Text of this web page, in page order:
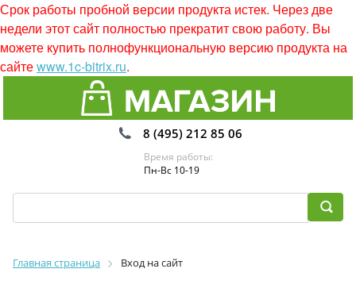
Срок работы пробной версии продукта истек. Через две
недели этот сайт полностью прекратит свою работу. Вы
можете купить полнофункциональную версию продукта на
сайтеwww.1c-bitrix.ru.
8 (495) 212 85 06
Время работы:
Пн-Вс 10-19
Главная страница Вход на сайт